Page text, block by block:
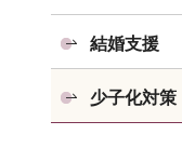
結婚支援
少子化対策